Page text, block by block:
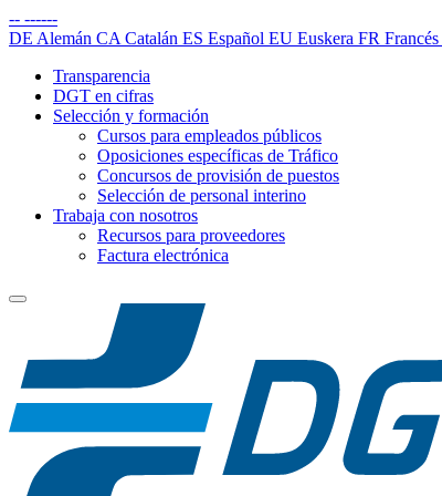
-- ------
DE Alemán CA Catalán ES Español EU Euskera FR Francés
Transparencia
DGT en cifras
Selección y formación
Cursos para empleados públicos
Oposiciones específicas de Tráfico
Concursos de provisión de puestos
Selección de personal interino
Trabaja con nosotros
Recursos para proveedores
Factura electrónica